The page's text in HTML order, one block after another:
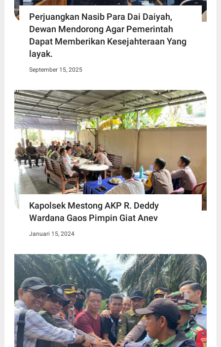
Perjuangkan Nasib Para Dai Daiyah,
Dewan Mendorong Agar Pemerintah
Dapat Memberikan Kesejahteraan Yang
layak.
September 15, 2025
Kapolsek Mestong AKP R. Deddy
Wardana Gaos Pimpin Giat Anev
Januari 15, 2024